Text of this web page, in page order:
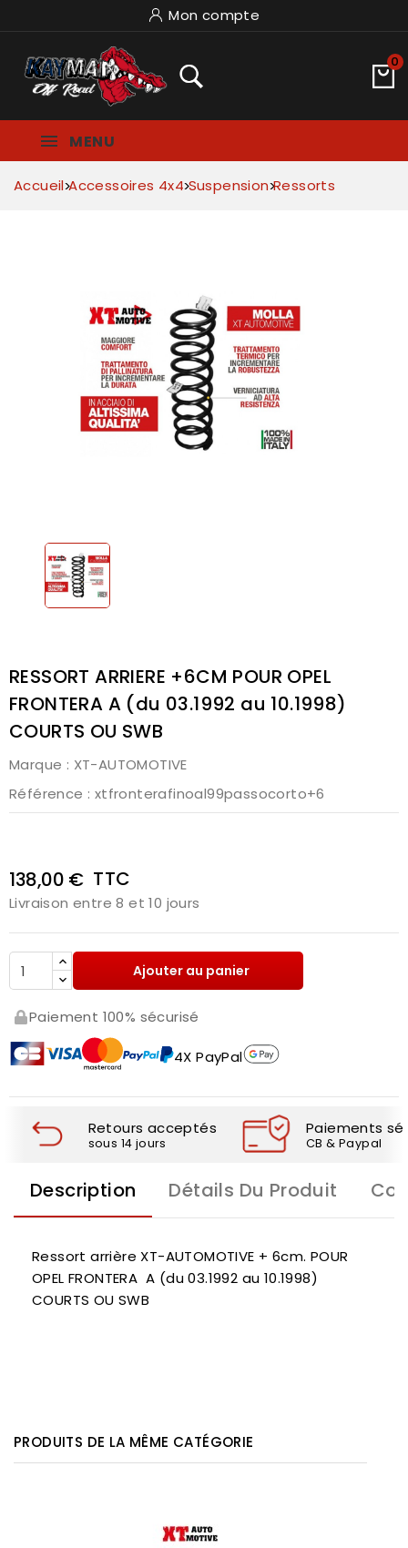
Mon compte
0
MENU
Accueil Accessoires 4x4 Suspension Ressorts
RESSORT ARRIERE +6CM POUR OPEL
FRONTERA A (du 03.1992 au 10.1998)
COURTS OU SWB
Marque : XT-AUTOMOTIVE
Référence : xtfronterafinoal99passocorto+6
138,00 € TTC
Livraison entre 8 et 10 jours
Ajouter au panier
Paiement 100% sécurisé
4X PayPal
Retours acceptés
sous 14 jours
Paiements
CB & Paypal
Description Détails Du Produit
Ressort arrière XT-AUTOMOTIVE + 6cm. POUR
OPEL FRONTERA A (du 03.1992 au 10.1998)
COURTS OU SWB
PRODUITS DE LA MÊME CATÉGORIE